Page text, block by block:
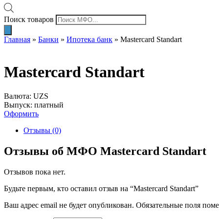
Поиск товаров
Главная » Банки » Ипотека банк » Mastercard Standart
Mastercard Standart
Валюта: UZS
Выпуск: платный
Оформить
Отзывы (0)
Отзывы об МФО Mastercard Standart
Отзывов пока нет.
Будьте первым, кто оставил отзыв на “Mastercard Standart”
Ваш адрес email не будет опубликован. Обязательные поля